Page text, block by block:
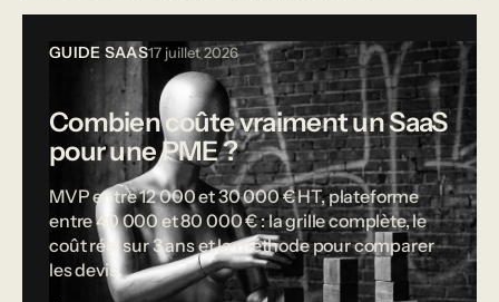
GUIDE SAAS17 juillet 2026
Combien coûte vraiment un SaaS
pour une PME ?
MVP entre 12 000 et 30 000 € HT, plateforme
entre 40 000 et 80 000 € : la grille complète, le
coût réel sur 3 ans et la méthode pour comparer
les devis.